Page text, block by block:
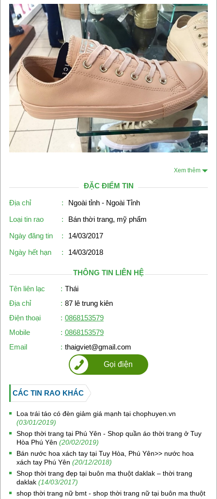
Xem thêm
ĐẶC ĐIỂM TIN
Địa chỉ :
Ngoài tỉnh - Ngoài Tỉnh
Loại tin rao
:
Bán thời trang, mỹ phẩm
Ngày đăng tin
:
14/03/2017
Ngày hết hạn
: 14/03/2018
THÔNG TIN LIÊN HỆ
Tên liên lạc
: Thái
Địa chỉ
: 87 lê trung kiên
Điện thoại
: 0868153579
Mobile
: 0868153579
Email
: thaigviet@gmail.com
Gọi điện
CÁC TIN RAO KHÁC
Loa trái táo có đèn giảm giá mạnh tại chophuyen.vn
(03/01/2019)
Shop thời trang tại Phú Yên - Shop quần áo thời trang ở Tuy
Hòa Phú Yên (20/02/2019)
Bán nước hoa xách tay tại Tuy Hòa, Phú Yên>> nước hoa
xách tay Phú Yên (20/12/2018)
Shop thời trang đẹp tại buôn ma thuột daklak – thời trang
daklak (14/03/2017)
shop thời trang nữ bmt - shop thời trang nữ tại buôn ma thuột